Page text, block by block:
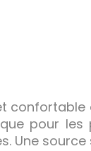
pour
Une source